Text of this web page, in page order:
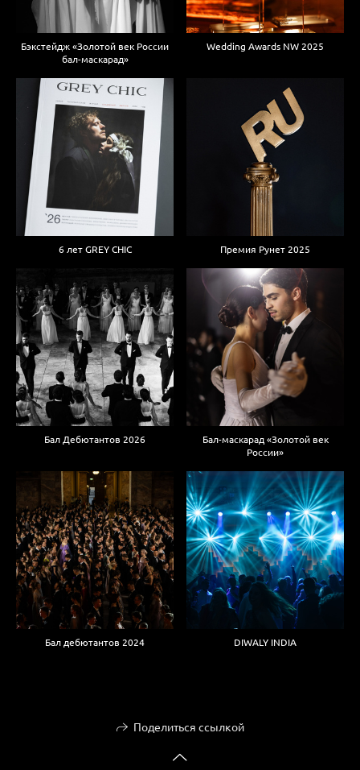
Бэкстейдж «Золотой век России
бал-маскарад»
Wedding Awards NW 2025
6 лет GREY CHIC Премия Рунет 2025
Бал Дебютантов 2026
Бал-маскарад «Золотой век
России»
Бал дебютантов 2024 DIWALY INDIA
Поделиться ссылкой